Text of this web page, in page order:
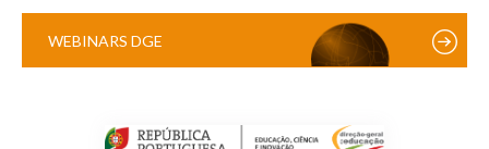
WEBINARS DGE